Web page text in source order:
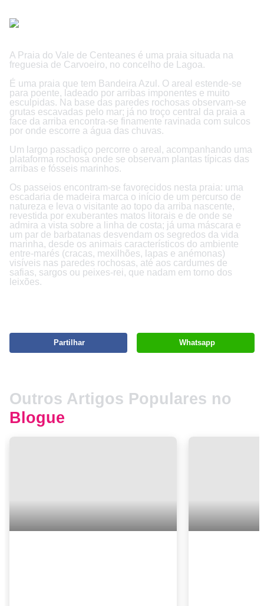
A Praia do Vale de Centeanes é uma praia situada na
freguesia de Carvoeiro, no concelho de Lagoa.
É uma praia que tem Bandeira Azul. O areal estende-se
para poente, ladeado por arribas imponentes e muito
esculpidas. Na base das paredes rochosas observam-se
grutas escavadas pelo mar; já no troço central da praia a
face da arriba encontra-se finamente ravinada com sulcos
por onde escorre a água das chuvas.
Um largo passadiço percorre o areal, acompanhando uma
plataforma rochosa onde se observam plantas típicas das
arribas e fósseis marinhos.
Os passeios encontram-se favorecidos nesta praia: uma
escadaria de madeira marca o início de um percurso de
natureza e leva o visitante ao topo da arriba nascente,
revestida por exuberantes matos litorais e de onde se
admira a vista sobre a linha de costa; já uma máscara e
um par de barbatanas desvendam os segredos da vida
marinha, desde os animais característicos do ambiente
entre-marés (cracas, mexilhões, lapas e anémonas)
visíveis nas paredes rochosas, até aos cardumes de
safias, sargos ou peixes-rei, que nadam em torno dos
leixões.
Whatsapp
Partilhar
Outros Artigos Populares no
Blogue